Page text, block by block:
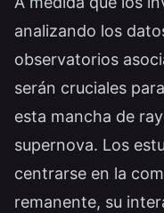
analizando los
observatorios
serán cruciales
esta mancha de
supernova. Los
centrarse en la
remanente, su